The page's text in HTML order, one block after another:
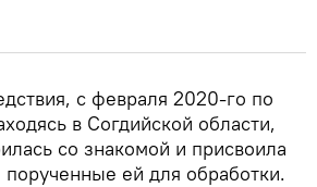
с февраля 2020-го по
в Согдийской области,
со знакомой и присвоила
ей для обработки.